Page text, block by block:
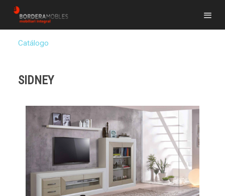
Catálogo
SIDNEY